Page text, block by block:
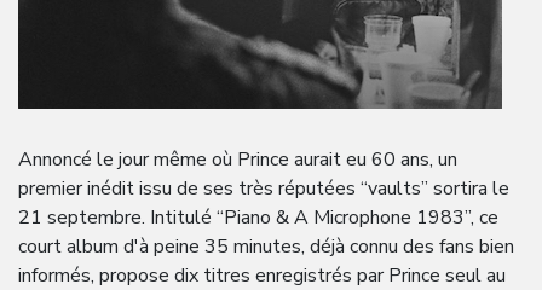
Annoncé le jour même où Prince aurait eu 60 ans, un
premier inédit issu de ses très réputées “vaults” sortira le
21 septembre. Intitulé “Piano & A Microphone 1983”, ce
court album d'à peine 35 minutes, déjà connu des fans bien
informés, propose dix titres enregistrés par Prince seul au